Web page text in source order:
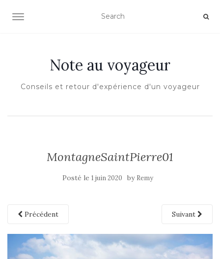
OUVRIR/FERMER LA NAVIGATION
Note au voyageur
Conseils et retour d'expérience d'un voyageur
MontagneSaintPierre01
Posté le 1 juin 2020 by Remy
Précédent Suivant